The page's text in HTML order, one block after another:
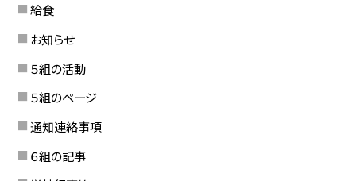
給食
お知らせ
５組の活動
５組のページ
通知連絡事項
６組の記事